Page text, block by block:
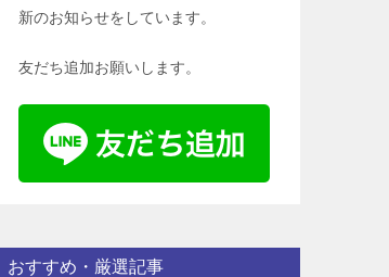
新のお知らせをしています。
友だち追加お願いします。
おすすめ・厳選記事